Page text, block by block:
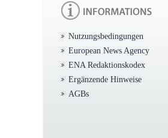
Nutzungsbedingungen
European News Agency
ENA Redaktionskodex
Ergänzende Hinweise
AGBs